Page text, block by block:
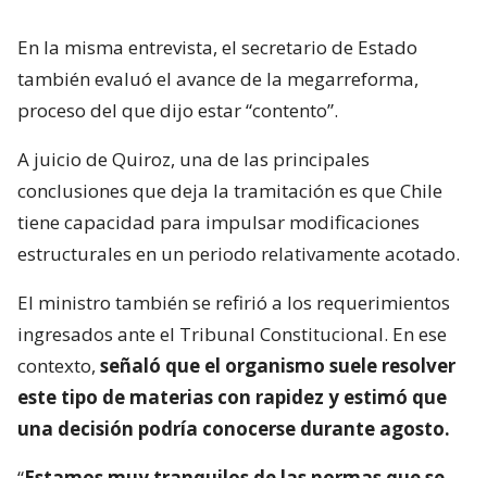
En la misma entrevista, el secretario de Estado
también evaluó el avance de la megarreforma,
proceso del que dijo estar “contento”.
A juicio de Quiroz, una de las principales
conclusiones que deja la tramitación es que Chile
tiene capacidad para impulsar modificaciones
estructurales en un periodo relativamente acotado.
El ministro también se refirió a los requerimientos
ingresados ante el Tribunal Constitucional. En ese
contexto, señaló que el organismo suele resolver
este tipo de materias con rapidez y estimó que
una decisión podría conocerse durante agosto.